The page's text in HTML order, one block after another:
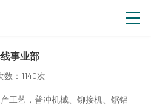
事业部
数： 1140次
工艺，普冲机械、铆接机、锯铝